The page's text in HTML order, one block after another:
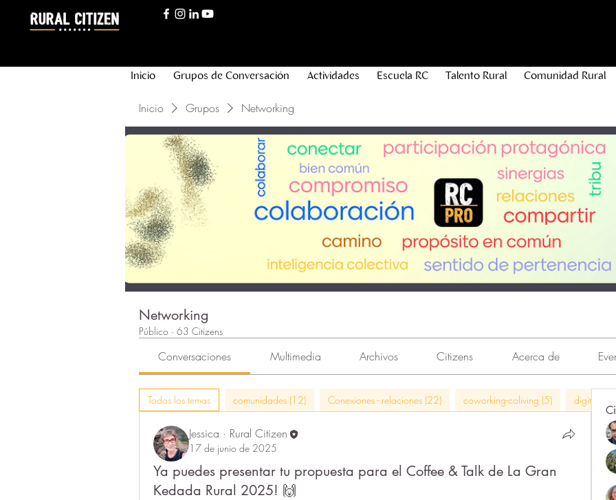
Inicio Grupos de Conversación Actividades Escuela RC Talento Rural Comunidad Rural
Inicio Grupos Networking
Networking
Público · 63 Citizens
Conversaciones Multimedia Archivos Citizens Acerca de
Todos los temas comunidades (12) Conexiones - relaciones (22) coworking-coliving (5)
Jessica · Rural Citizen
17 de junio de 2025
Ya puedes presentar tu propuesta para el Coffee & Talk de La Gran
Kedada Rural 2025! 🙌